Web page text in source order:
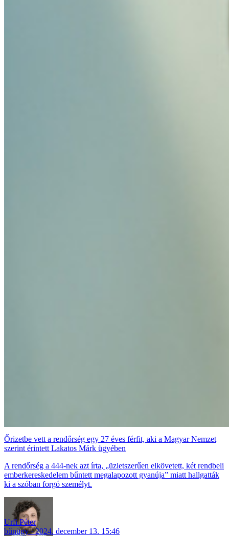
Őrizetbe vett a rendőrség egy 27 éves férfit, aki a Magyar Nemzet
szerint érintett Lakatos Márk ügyében
A rendőrség a 444-nek azt írta, „üzletszerűen elkövetett, két rendbeli
emberkereskedelem bűntett megalapozott gyanúja” miatt hallgatták
ki a szóban forgó személyt.
Urfi Péter
bűnügy
2024. december 13. 15:46